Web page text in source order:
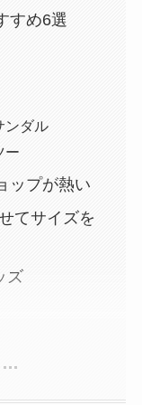
すめ6選
ンダル
ー
ップが熱い
てサイズを
ズ